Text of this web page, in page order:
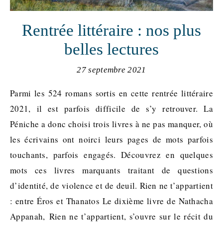
Rentrée littéraire : nos plus
belles lectures
27 septembre 2021
Parmi les 524 romans sortis en cette rentrée littéraire
2021, il est parfois difficile de s’y retrouver. La
Péniche a donc choisi trois livres à ne pas manquer, où
les écrivains ont noirci leurs pages de mots parfois
touchants, parfois engagés. Découvrez en quelques
mots ces livres marquants traitant de questions
d’identité, de violence et de deuil. Rien ne t’appartient
: entre Éros et Thanatos Le dixième livre de Nathacha
Appanah, Rien ne t’appartient, s’ouvre sur le récit du